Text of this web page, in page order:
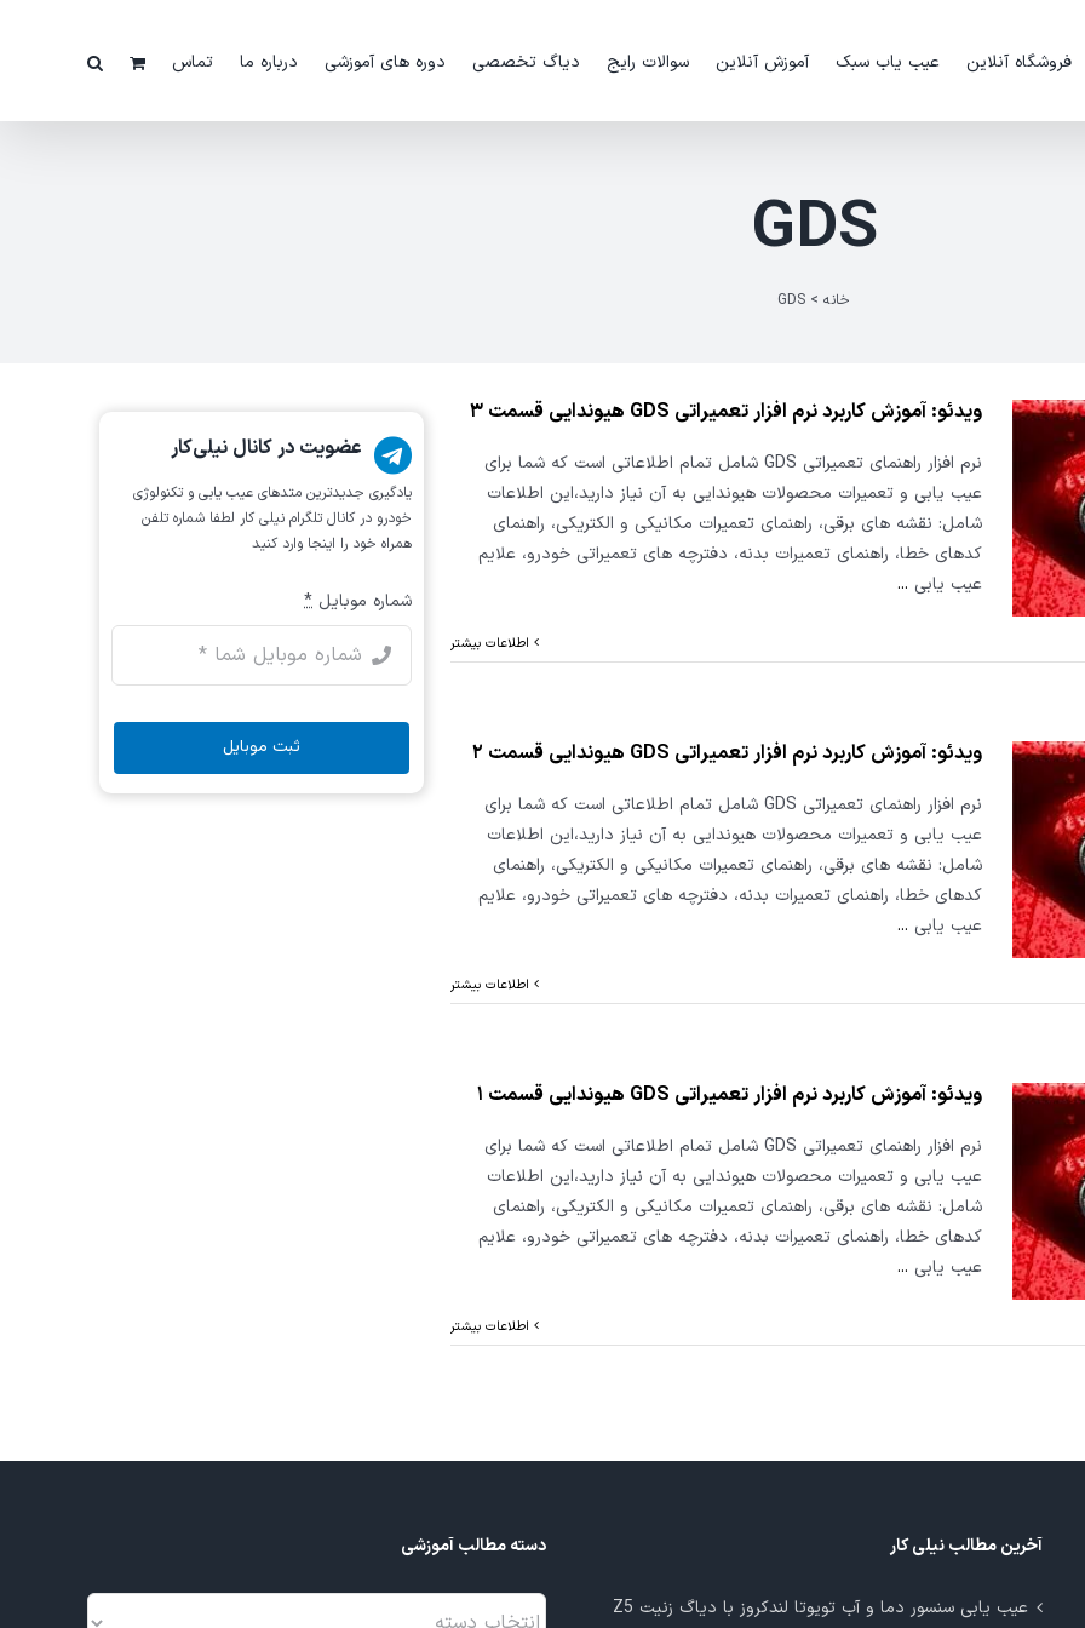
فروشگاه آنلاین عیب یاب سبک آموزش آنلاین سوالات رایج دیاگ تخصصی دوره های آموزشی درباره ما تماس
GDS
خانه >
GDS
ویدئو: آموزش کاربرد نرم افزار تعمیراتی GDS هیوندایی قسمت ۳
نرم افزار راهنمای تعمیراتی GDS شامل تمام اطلاعاتی است که شما برای
عیب یابی و تعمیرات محصولات هیوندایی به آن نیاز دارید،این اطلاعات
شامل: نقشه های برقی، راهنمای تعمیرات مکانیکی و الکتریکی، راهنمای
کدهای خطا، راهنمای تعمیرات بدنه، دفترچه های تعمیراتی خودرو، علایم
عیب یابی ...
اطلاعات بیشتر
ویدئو: آموزش کاربرد نرم افزار تعمیراتی GDS هیوندایی قسمت ۲
نرم افزار راهنمای تعمیراتی GDS شامل تمام اطلاعاتی است که شما برای
عیب یابی و تعمیرات محصولات هیوندایی به آن نیاز دارید،این اطلاعات
شامل: نقشه های برقی، راهنمای تعمیرات مکانیکی و الکتریکی، راهنمای
کدهای خطا، راهنمای تعمیرات بدنه، دفترچه های تعمیراتی خودرو، علایم
عیب یابی ...
اطلاعات بیشتر
ویدئو: آموزش کاربرد نرم افزار تعمیراتی GDS هیوندایی قسمت ۱
نرم افزار راهنمای تعمیراتی GDS شامل تمام اطلاعاتی است که شما برای
عیب یابی و تعمیرات محصولات هیوندایی به آن نیاز دارید،این اطلاعات
شامل: نقشه های برقی، راهنمای تعمیرات مکانیکی و الکتریکی، راهنمای
کدهای خطا، راهنمای تعمیرات بدنه، دفترچه های تعمیراتی خودرو، علایم
عیب یابی ...
اطلاعات بیشتر
عضویت در کانال نیلی‌کار
یادگیری جدیدترین متد‌های عیب یابی‌ و تکنولوژی
خودرو در کانال تلگرام نیلی کار لطفا شماره تلفن
همراه خود را اینجا وارد کنید
شماره موبایل *
ثبت موبایل
آخرین مطالب نیلی کار
عیب یابی سنسور دما و آب تویوتا لندکروز با دیاگ زنیت Z5
دسته مطالب آموزشی
دسته